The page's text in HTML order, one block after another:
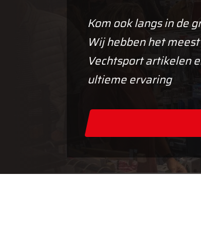
Kom ook langs in de
Wij hebben het
Vechtsport artikelen
ultieme ervaring